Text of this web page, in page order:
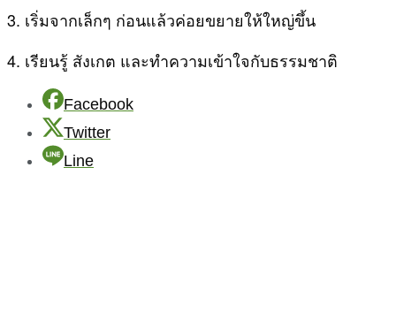
3. เริ่มจากเล็กๆ ก่อนแล้วค่อยขยายให้ใหญ่ขึ้น
4. เรียนรู้ สังเกต และทำความเข้าใจกับธรรมชาติ
Facebook
Twitter
Line